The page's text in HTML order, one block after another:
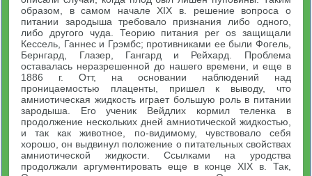
образом, в самом начале XIX в. решение вопроса о
питании зародыша требовало признания либо одного,
либо другого чуда. Теорию питания per os защищали
Кессель, Ганнес и Грэмбс; противниками ее были Фогель,
Бернгард, Глазер, Гангард и Рейхард. Проблема
оставалась неразрешенной до нашего времени, и еще в
1886 г. Отт, на основании наблюдений над
проницаемостью плаценты, пришел к выводу, что
амниотическая жидкость играет большую роль в питании
зародыша. Его ученик Вейдлих кормил теленка в
продолжение нескольких дней амниотической жидкостью,
и так как животное, по-видимому, чувствовало себя
хорошо, он выдвинул положение о питательных свойствах
амниотической жидкости. Ссылками на уродства
продолжали аргументировать еще в конце XIX в. Так,